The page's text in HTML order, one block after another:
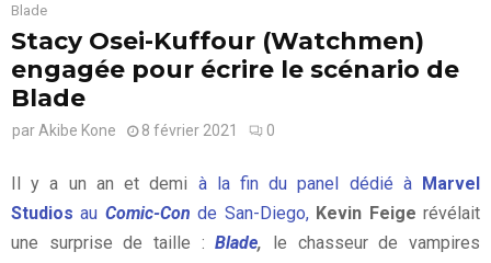
Blade
Stacy Osei-Kuffour (Watchmen)
engagée pour écrire le scénario de
Blade
par Akibe Kone 8 février 2021 0
Il y a un an et demi à la fin du panel dédié à Marvel
Studiosau Comic-Conde San-Diego, Kevin Feigerévélait
une surprise de taille :Blade, le chasseur de vampires